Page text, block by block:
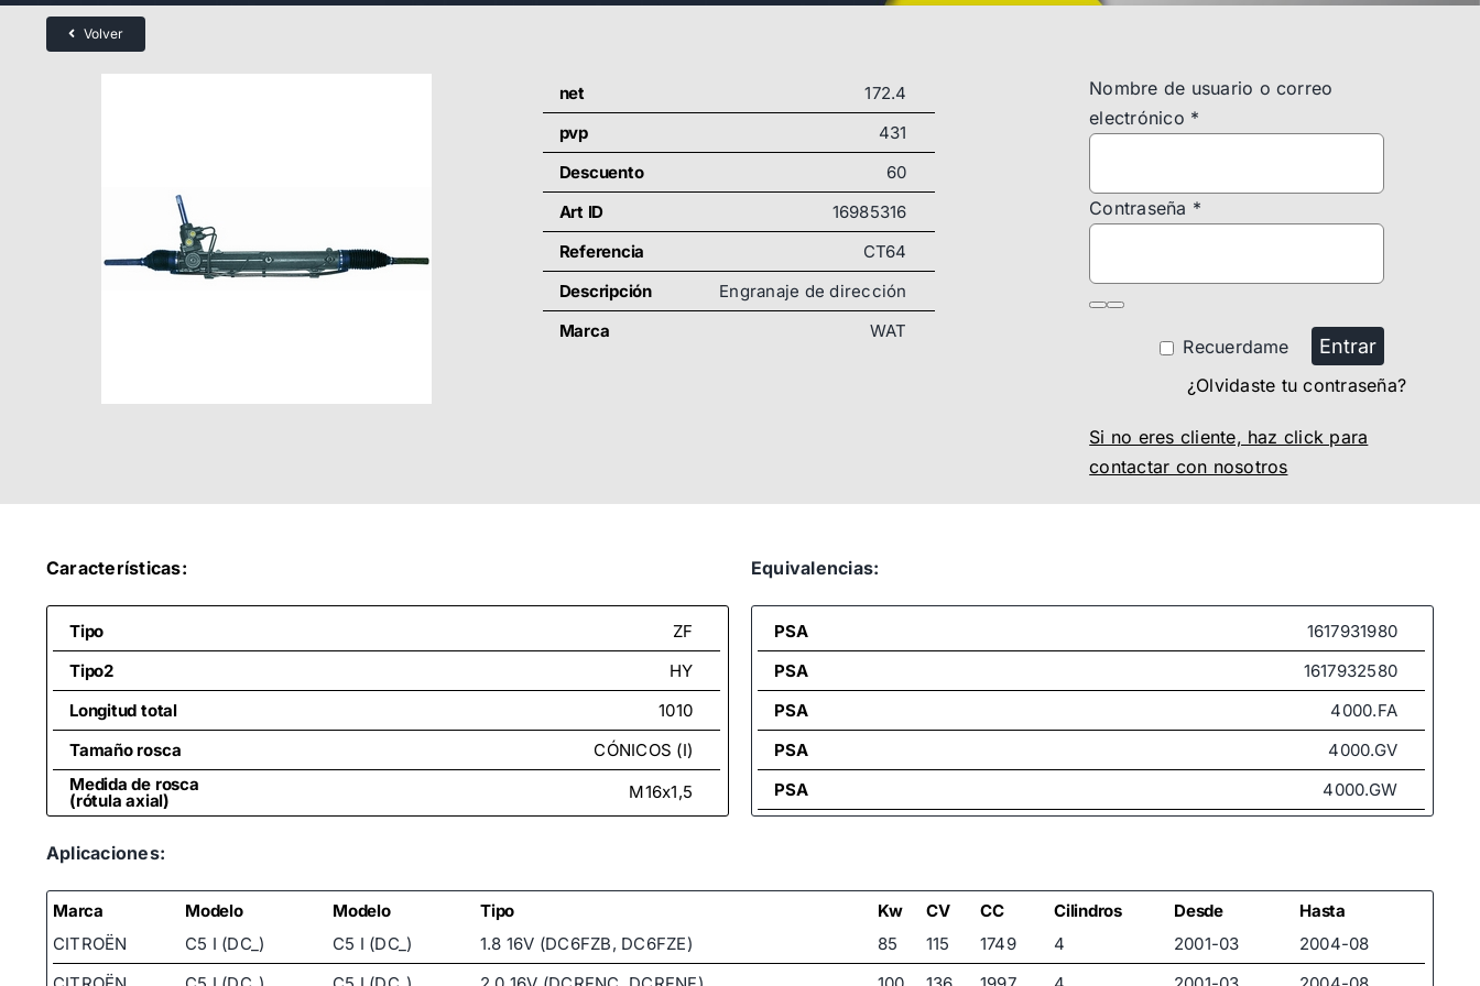
Volver
net
172.4
pvp
431
Descuento
60
Art ID
16985316
Referencia
CT64
Descripción
Engranaje de dirección
Marca
WAT
Nombre de usuario o correo
electrónico *
Contraseña *
Recuerdame Entrar
¿Olvidaste tu contraseña?
Si no eres cliente, haz click para
contactar con nosotros
Características:
Tipo
ZF
Tipo2
HY
Longitud total
1010
Tamaño rosca
CÓNICOS (I)
Medida de rosca
(rótula axial) M16x1,5
Equivalencias:
PSA
1617931980
PSA
1617932580
PSA
4000.FA
PSA
4000.GV
PSA
4000.GW
4000.KX
4000.LV
Aplicaciones:
Marca Modelo Modelo Tipo Kw CV CC Cilindros Desde
Hasta
CITROËN
C5 I (DC_) C5 I (DC_) 1.8 16V (DC6FZB, DC6FZE) 85 115 1749 4 2001-03
2004-08